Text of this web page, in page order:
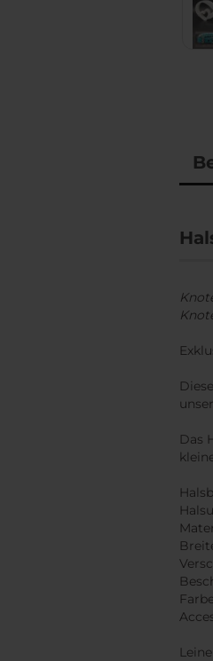
Das
Leine